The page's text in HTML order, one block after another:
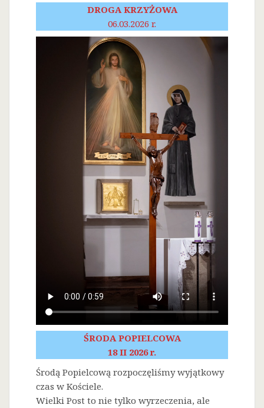
DROGA KRZYŻOWA
06.03.2026 r.
ŚRODA POPIELCOWA
18 II 2026 r.
Środą Popielcową rozpoczęliśmy wyjątkowy
czas w Kościele.
Wielki Post to nie tylko wyrzeczenia, ale